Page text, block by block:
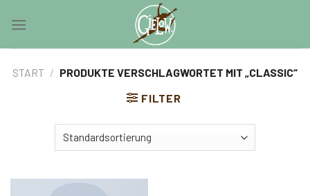
START / PRODUKTE VERSCHLAGWORTET MIT „CLASSIC“
FILTER